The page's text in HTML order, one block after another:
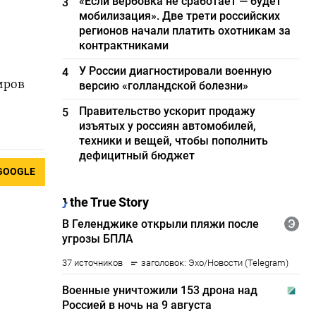
мобилизация». Две трети российских
регионов начали платить охотникам за
контрактниками
4
У России диагностировали военную
версию «голландской болезни»
5
Правительство ускорит продажу
изъятых у россиян автомобилей,
техники и вещей, чтобы пополнить
дефицитный бюджет